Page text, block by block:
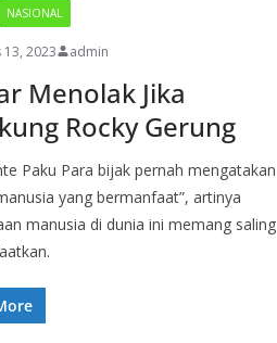
NASIONAL
2023 admin
Menolak Jika
Rocky Gerung
Paku Para bijak pernah mengatakan
yang bermanfaat”, artinya
manusia di dunia ini memang saling